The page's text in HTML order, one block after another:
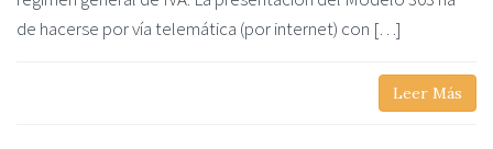
de hacerse por vía telemática (por internet) con […]
Leer Más